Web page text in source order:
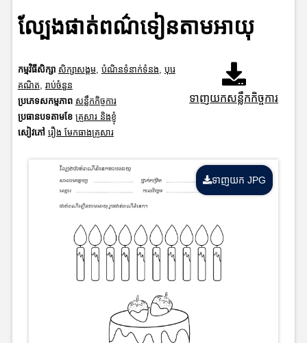
ល្បែងផាត់ពណ៌ទៀនតាមអាយុ
ទាញយកសន្លឹកកិច្ចការ
កម្មវិធីសិក្សា សិក្សាសង្គម, បំណិនទំនាក់ទំនង បុរេ
គណិត រាប់ចំនួន
ប្រភេទសកម្មភាព សន្លឹកកិច្ចការ
ប្រធានបទតាមខែ គ្រួសារ និងខ្ញុំ
សៀវភៅ រឿង មែកធាងគ្រួសារ
ទាញយក JPG